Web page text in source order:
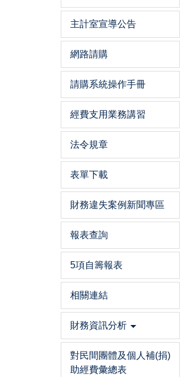
主計室宣導公告
網路請購
請購系統操作手冊
經費支用業務講習
法令規章
表單下載
財務違失案例新聞專區
報表查詢
5項自籌報表
相關連結
財務資訊分析
對民間團體及個人補(捐)
助經費彙總表